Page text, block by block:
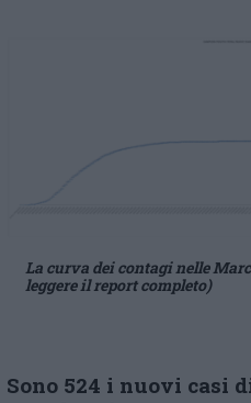
La curva dei contagi nelle
leggere il report completo)
Sono 524 i nuovi casi